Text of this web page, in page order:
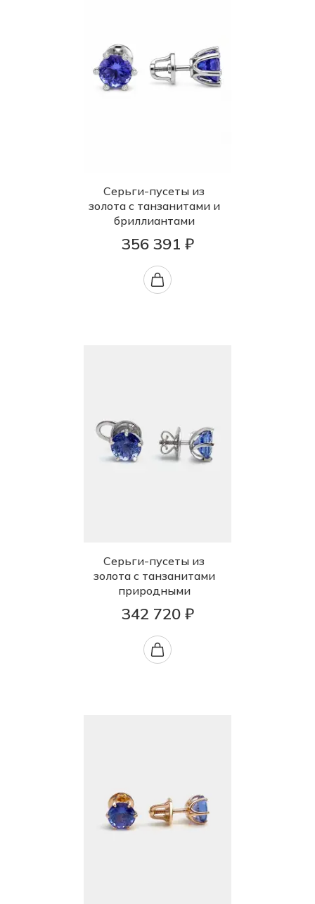
Серьги-пусеты из
золота с танзанитами и
бриллиантами
356 391 ₽
Серьги-пусеты из
золота с танзанитами
природными
342 720 ₽